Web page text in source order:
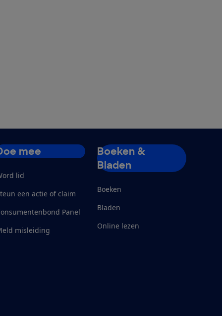
mee
lid
een actie of claim
Panel
misleiding
Boeken &
Bladen
Boeken
Bladen
Online lezen